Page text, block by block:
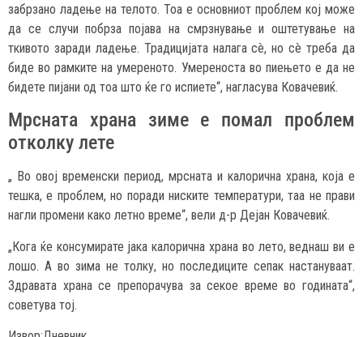
забрзано ладење на телото. Тоа е основниот проблем кој може
да се случи побрза појава на смрзнување и оштетување на
ткивото заради ладење. Традицијата налага сè, но сè треба да
биде во рамките на умереното. Умереноста во пиењето е да не
бидете пијани од тоа што ќе го испиете“, нагласува Ковачевиќ.
Мрсната храна зиме е помал проблем
отколку лете
„ Во овој временски период, мрсната и калорична храна, која е
тешка, е проблем, но поради ниските температури, таа не прави
нагли промени како летно време“, вели д-р Дејан Ковачевиќ.
„Кога ќе консумирате јака калорична храна во лето, веднаш ви е
лошо. А во зима не толку, но последиците сепак настануваат.
Здравата храна се препорачува за секое време во годината“,
советува тој.